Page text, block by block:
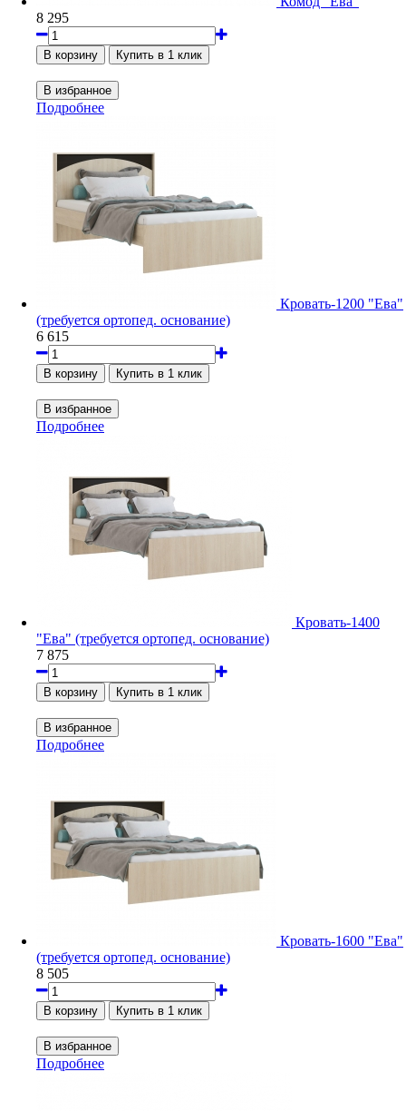
8 295
Подробнее
Кровать-1200 "Ева"
(требуется ортопед. основание)
6 615
Подробнее
Кровать-1400
"Ева" (требуется ортопед. основание)
7 875
Подробнее
Кровать-1600 "Ева"
(требуется ортопед. основание)
8 505
Подробнее